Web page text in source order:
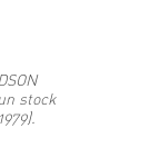
stock